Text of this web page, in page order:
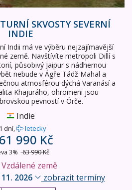
SKVOSTY SEVERNÍ
INDIE
Indii má ve výběru nejzajímavější
země. Navštívíte metropoli Dillí s
působivý Jaipur s nádhernou
nebude v Ágře Tádž Mahal a
atmosférou dýchá Varanásí a
Khajuráho, ohromeni jsou
pevností v Órče.
Indie
dní, letecky
61 990 Kč
3% 63 990 Kč
Vzdálené země
11. 2026 zobrazit termíny